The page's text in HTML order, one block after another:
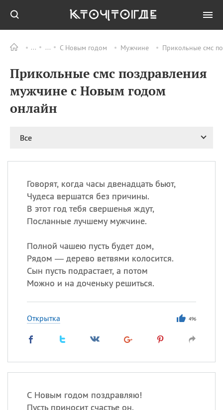
С Новым годом Мужчине Прикольные смс
Прикольные смс поздравления
мужчине с Новым годом
онлайн
Все
Говорят, когда часы двенадцать бьют,
Чудеса вершатся без причины.
В этот год тебя свершенья ждут,
Посланные лучшему мужчине.
Полной чашею пусть будет дом,
Рядом — дерево ветвями колосится.
Сын пусть подрастает, а потом
Можно и на доченьку решиться.
Открытка 496
С Новым годом поздравляю!
Пусть приносит счастье он.
ПРАЗДНИКИ Все
09.08 День памяти
великомученика и
целителя Пантелеимона
покровительницы
телевидения
ИМЕНА
Сегодня празднуют именины
Герман,Иван
происхождение